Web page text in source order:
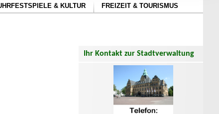
& KULTUR FREIZEIT & TOURISMUS
Ihr Kontakt zur Stadtverwaltung